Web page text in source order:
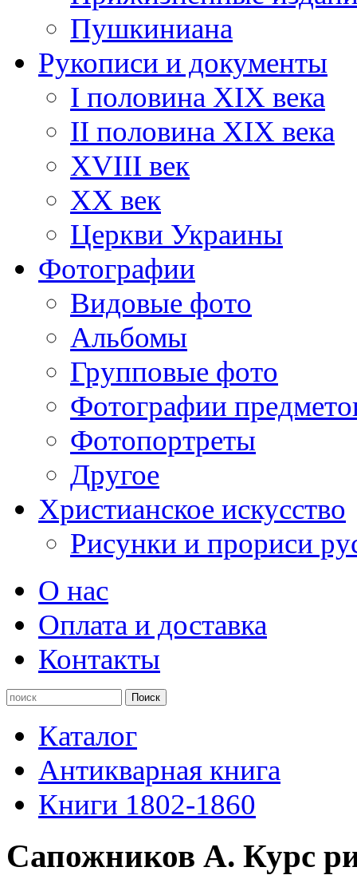
Пушкиниана
Рукописи и документы
I половина XIX века
II половина XIX века
XVIII век
ХХ век
Церкви Украины
Фотографии
Видовые фото
Альбомы
Групповые фото
Фотографии
Фотопортреты
Другое
Христианское искусство
Рисунки и прориси
О нас
Оплата и доставка
Контакты
Каталог
Антикварная книга
Книги 1802-1860
Сапожников А. Курс